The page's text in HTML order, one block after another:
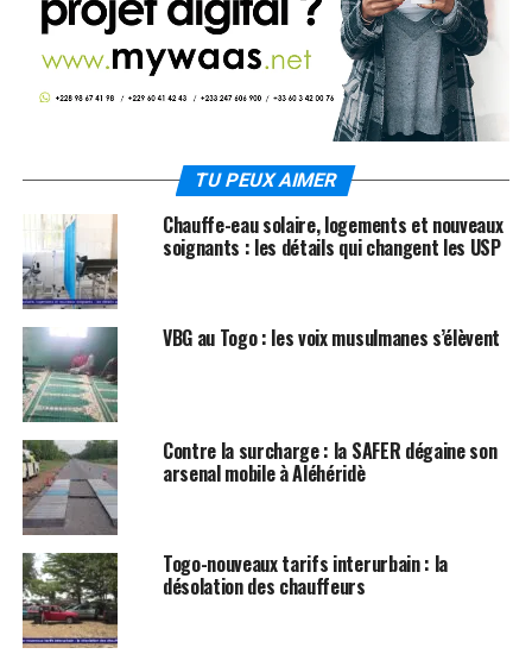
TU PEUX AIMER
Chauffe-eau solaire, logements et nouveaux
soignants : les détails qui changent les USP
VBG au Togo : les voix musulmanes s’élèvent
Contre la surcharge : la SAFER dégaine son
arsenal mobile à Aléhéridè
Togo-nouveaux tarifs interurbain : la
désolation des chauffeurs